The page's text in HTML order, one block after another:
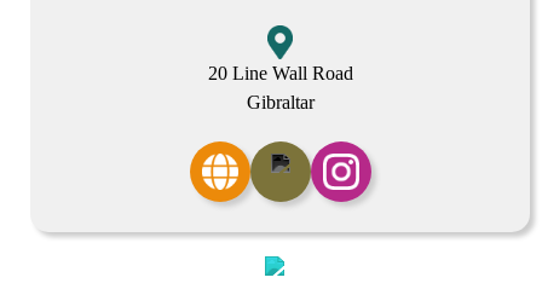
20 Line Wall Road
Gibraltar